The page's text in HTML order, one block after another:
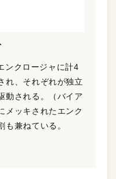
ンクロージャに計4
れ、それぞれが独立
動される。（バイア
メッキされたエンク
も兼ねている。